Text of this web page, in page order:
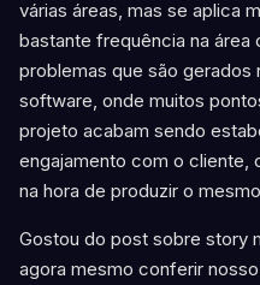
várias áreas, mas se aplica
bastante frequência na
problemas que são gerados
software, onde muitos
projeto acabam sendo
engajamento com o cliente,
na hora de produzir o
Gostou do post sobre story
agora mesmo conferir